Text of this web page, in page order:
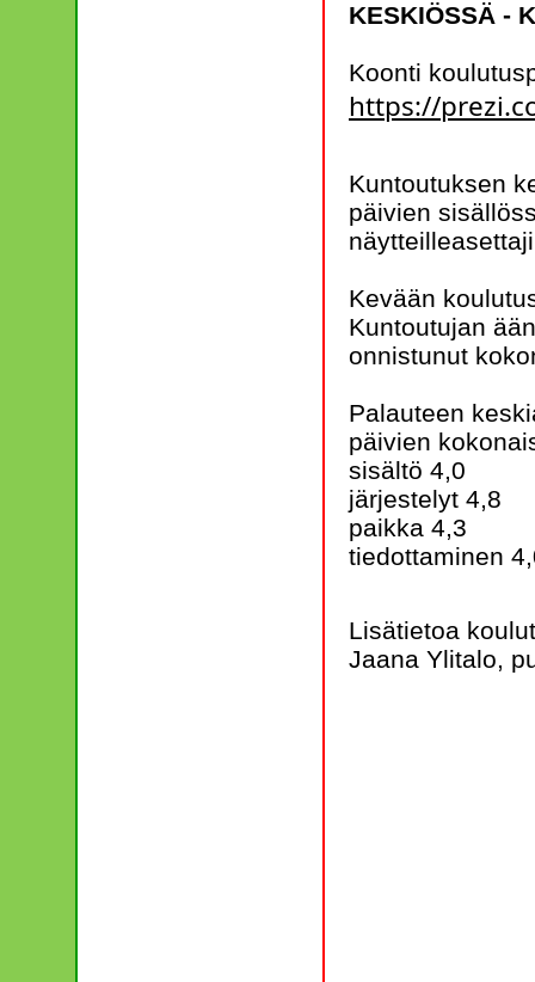
KESKIÖSSÄ -
Koonti
https://
Kuntoutuksen
päivien
Kevään
Kuntoutujan
onnistunut
Palauteen
päivien
sisältö 4,0
järjestelyt 4,8
paikka 4,3
tiedottaminen
Lisätietoa
Jaana Ylitalo,